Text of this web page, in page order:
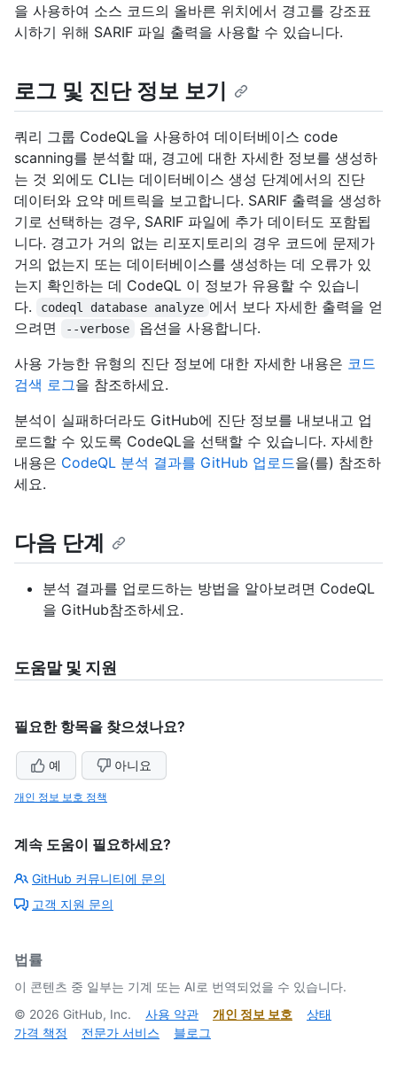
을 사용하여 소스 코드의 올바른 위치에서 경고를 강조표
시하기 위해 SARIF 파일 출력을 사용할 수 있습니다.
로그 및 진단 정보 보기
쿼리 그룹 CodeQL을 사용하여 데이터베이스 code
scanning를 분석할 때, 경고에 대한 자세한 정보를 생성하
는 것 외에도 CLI는 데이터베이스 생성 단계에서의 진단
데이터와 요약 메트릭을 보고합니다. SARIF 출력을 생성하
기로 선택하는 경우, SARIF 파일에 추가 데이터도 포함됩
니다. 경고가 거의 없는 리포지토리의 경우 코드에 문제가
거의 없는지 또는 데이터베이스를 생성하는 데 오류가 있
는지 확인하는 데 CodeQL 이 정보가 유용할 수 있습니
다.
codeql database analyze 에서 보다 자세한 출력을 얻
으려면
--verbose
옵션을 사용합니다.
사용 가능한 유형의 진단 정보에 대한 자세한 내용은 코드
검색 로그을 참조하세요.
분석이 실패하더라도 GitHub에 진단 정보를 내보내고 업
로드할 수 있도록 CodeQL을 선택할 수 있습니다. 자세한
내용은 CodeQL 분석 결과를 GitHub 업로드을(를) 참조하
세요.
다음 단계
분석 결과를 업로드하는 방법을 알아보려면 CodeQL
을 GitHub참조하세요.
도움말 및 지원
필요한 항목을 찾으셨나요?
예 아니요
개인 정보 보호 정책
계속 도움이 필요하세요?
GitHub 커뮤니티에 문의
고객 지원 문의
법률
이 콘텐츠 중 일부는 기계 또는 AI로 번역되었을 수 있습니다.
© 2026 GitHub, Inc. 사용 약관 개인 정보 보호
상태
가격 책정
전문가 서비스 블로그